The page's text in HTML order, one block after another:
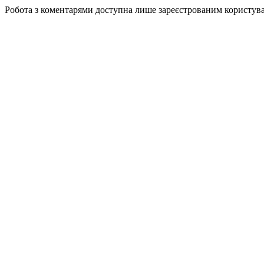
Робота з коментарями доступна лише зареєстрованим